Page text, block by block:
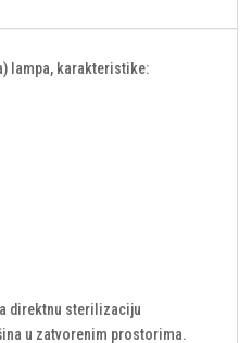
lampa, karakteristike:
direktnu sterilizaciju
u zatvorenim prostorima.